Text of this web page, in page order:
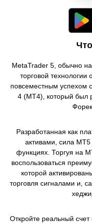
MetaTrader 5, обычно
торговой
повсеместным успехом
4 (MT4), который был
Разработанная как
активами, сила
функциях. Торгуя на
воспользоваться
которой
торговля сигналами и,
Откройте реальный